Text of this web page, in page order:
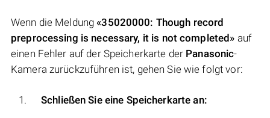
Wenn die Meldung«35020000: Though record
preprocessing is necessary, it is not completed» auf
einen Fehler auf der Speicherkarte der Panasonic-
Kamera zurückzuführen ist, gehen Sie wie folgt vor:
Schließen Sie eine Speicherkarte an: